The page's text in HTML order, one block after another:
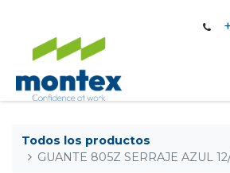
Todos los productos
GUANTE 805Z SERRAJE AZUL